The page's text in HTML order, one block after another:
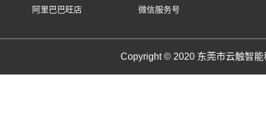
阿里巴巴旺店 微信服务号
Copyright © 2020 东莞市云触智